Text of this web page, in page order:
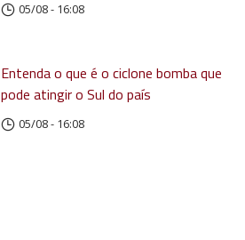
05/08 - 16:08
Entenda o que é o ciclone bomba que
pode atingir o Sul do país
05/08 - 16:08